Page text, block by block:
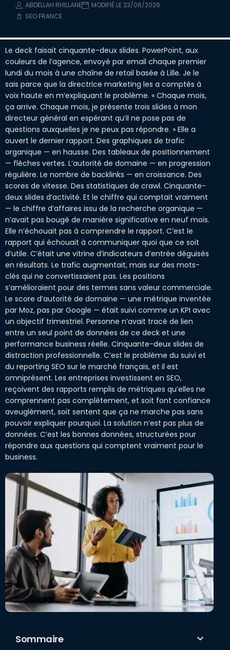
ABDELLAH RHILLANE
MODIFIÉ LE 23/06/2026
SEO FRANCE
Le deck faisait cinquante-deux slides. PowerPoint, aux
couleurs de l’agence, envoyé par email chaque premier
lundi du mois à une chaîne de retail basée à Lille. Je le
sais parce que la directrice marketing les a comptés à
voix haute en m’expliquant le problème. « Chaque mois,
ça arrive. Chaque mois, je présente trois slides à mon
directeur général en espérant qu’il ne pose pas de
questions auxquelles je ne peux pas répondre. » Elle a
ouvert le dernier rapport. Des graphiques de trafic
organique — en hausse. Des tableaux de positionnement
— flèches vertes. L’autorité de domaine — en progression
régulière. Le nombre de backlinks — en croissance. Des
scores de vitesse. Des statistiques de crawl. Cinquante-
deux slides d’activité. Et le chiffre qui comptait vraiment
— le chiffre d’affaires issu de la recherche organique —
n’avait pas bougé de manière significative en neuf mois.
Elle n’échouait pas à comprendre le rapport. C’est le
rapport qui échouait à communiquer quoi que ce soit
d’utile. C’était une vitrine d’indicateurs d’entrée déguisés
en résultats. Le trafic augmentait, mais sur des mots-
clés qui ne convertissaient pas. Les positions
s’amélioraient pour des termes sans valeur commerciale.
Le score d’autorité de domaine — une métrique inventée
par Moz, pas par Google — était suivi comme un KPI avec
un objectif trimestriel. Personne n’avait tracé de lien
entre un seul point de données de ce deck et une
performance business réelle. Cinquante-deux slides de
distraction professionnelle. C’est le problème du suivi et
du reporting SEO sur le marché français, et il est
omniprésent. Les entreprises investissent en SEO,
reçoivent des rapports remplis de métriques qu’elles ne
comprennent pas complètement, et soit font confiance
aveuglément, soit sentent que ça ne marche pas sans
pouvoir expliquer pourquoi. La solution n’est pas plus de
données. C’est les bonnes données, structurées pour
répondre aux questions qui comptent vraiment pour le
business.
Sommaire